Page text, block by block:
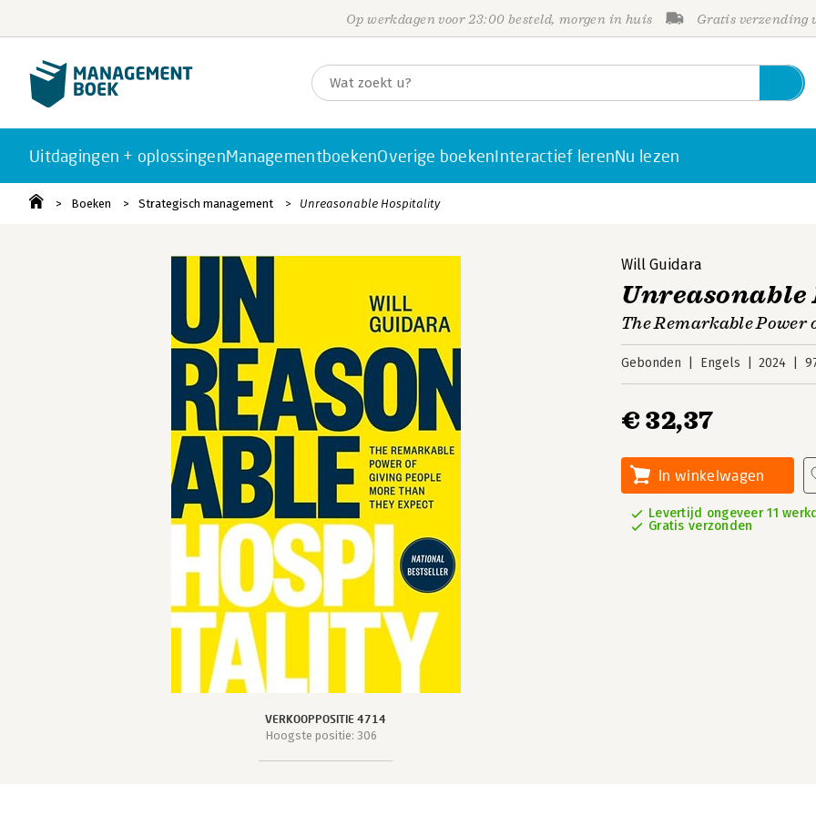
Op werkdagen voor 23:00 besteld, morgen in huis Gratis verzending
Uitdagingen + oplossingenManagementboekenOverige boekenInteractief lerenNu lezen
Boeken Strategisch management Unreasonable Hospitality
VERKOOPPOSITIE 4714
Hoogste positie: 306
Will Guidara
The Remarkable Power
Gebonden Engels 2024
€ 32,37
In winkelwagen
Levertijd ongeveer 11
Gratis verzonden